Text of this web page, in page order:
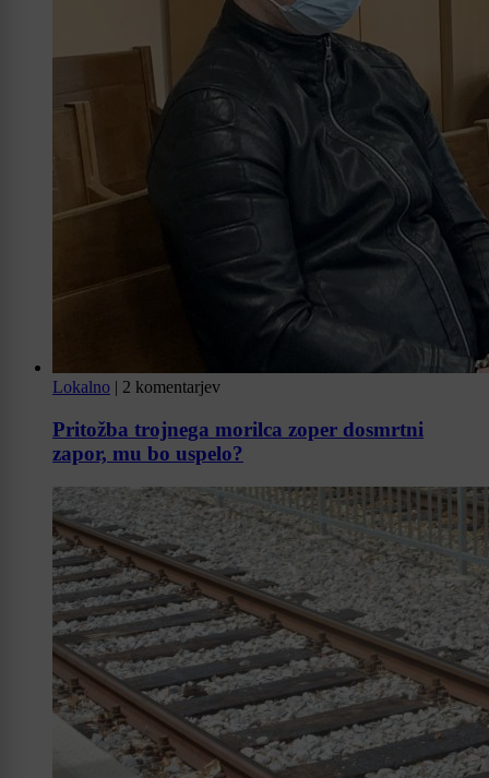
Lokalno | 2 komentarjev
Pritožba trojnega morilca zoper dosmrtni
zapor, mu bo uspelo?